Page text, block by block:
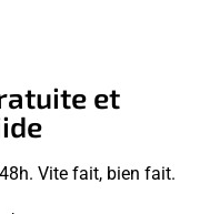
et
Vite fait, bien fait.